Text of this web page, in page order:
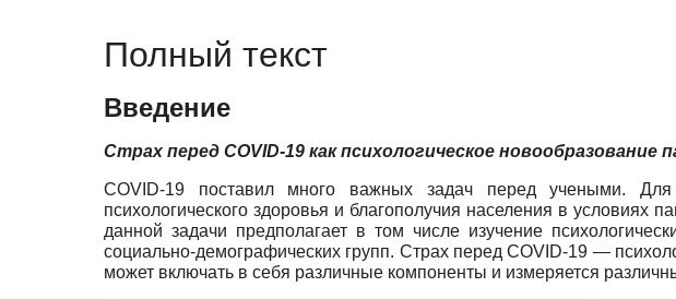
Полный текст
Введение
Страх перед COVID-19 как психологическое новообразование
COVID-19 поставил много важных задач перед учеными. Для
психологического здоровья и благополучия населения в условиях
данной задачи предполагает в том числе изучение
социально-демографических групп. Страх перед COVID-19 —
может включать в себя различные компоненты и измеряется